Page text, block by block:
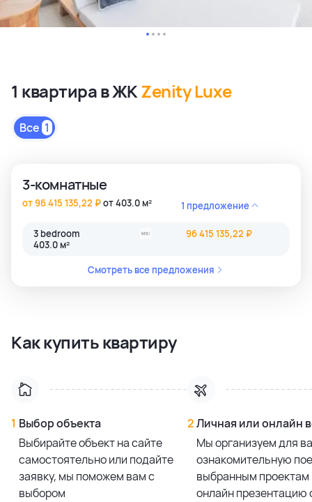
1 квартира в ЖКZenity Luxe
Все 1
3-комнатные
от 403.0 м²
от 96 415 135,22 ₽ 1 предложение
3 bedroom
403.0 м²
96 415 135,22 ₽
Смотреть все предложения
Как купить квартиру
1 Выбор объекта
Выбирайте объект на сайте
самостоятельно или подайте
заявку, мы поможем вам с
выбором
2Личная или онлайн
Мы организуем для
ознакомительную
выбранным проектам
онлайн презентацию